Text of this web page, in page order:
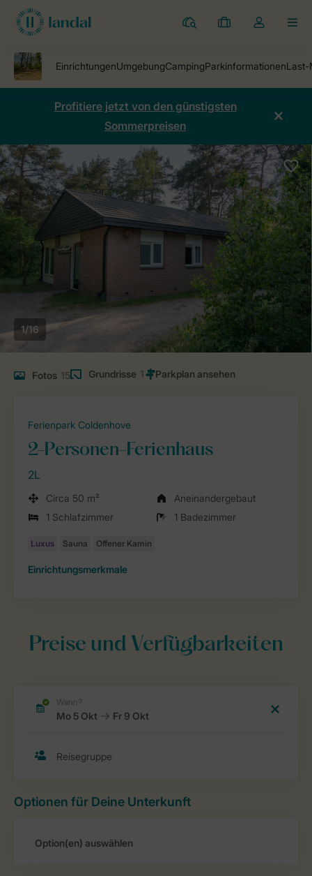
Ferienparks
Meine
Dropdown-
öffnen
Profitiere jetzt von den günstigsten
Sommerpreisen
1/16
Fotos 15 Grundrisse 1
Ferienpark Coldenhove
2-Personen-Ferienhaus
2L
Circa 50 m²
Aneinandergebaut
1 Schlafzimmer
1 Badezimmer
Einrichtungsmerkmale
Preise und Verfügbarkeiten
Optionen für Deine Unterkunft